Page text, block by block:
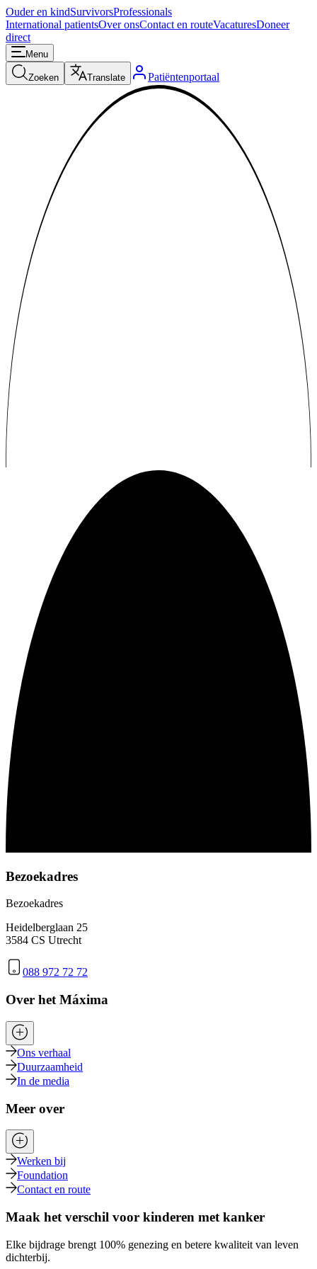
Ouder en kindSurvivorsProfessionals
International patientsOver onsContact en routeVacaturesDoneer
direct
Menu
Zoeken Translate Patiëntenportaal
Bezoekadres
Bezoekadres
Heidelberglaan 25
3584 CS Utrecht
088 972 72 72
Over het Máxima
Ons verhaal
Duurzaamheid
In de media
Meer over
Werken bij
Foundation
Contact en route
Maak het verschil voor kinderen met kanker
Elke bijdrage brengt 100% genezing en betere kwaliteit van leven
dichterbij.